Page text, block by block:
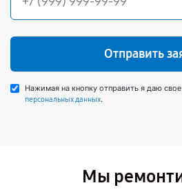
Отправить
Нажимая на кнопку отправить я даю
персональных данных.
Мы